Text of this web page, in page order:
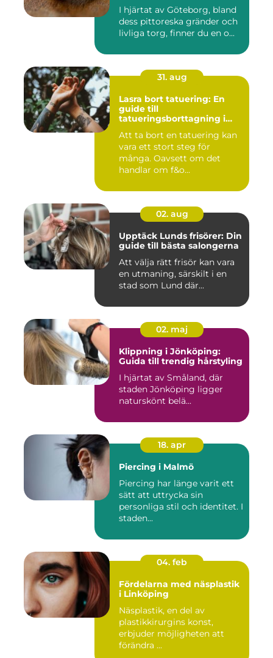
I hjärtat av Göteborg, bland
dess pittoreska gränder och
livliga torg, finner du en o...
31. aug
Lasra bort tatuering: En
guide till
tatueringsborttagning i
Att ta bort en tatuering kan
vara ett stort steg för
många. Oavsett om det
handlar om f&o...
02. aug
Upptäck Lunds frisörer: Din
guide till bästa salongerna
Att välja rätt frisör kan vara
en utmaning, särskilt i en
stad som Lund där...
02. maj
Klippning i Jönköping:
Guida till trendig hårstyling
I hjärtat av Småland, där
staden Jönköping ligger
naturskönt belä...
18. apr
Piercing i Malmö
Piercing har länge varit ett
sätt att uttrycka sin
personliga stil och identitet. I
staden...
04. feb
Fördelarna med näsplastik
i Linköping
Näsplastik, en del av
plastikkirurgins konst,
erbjuder möjligheten att
förändra ...